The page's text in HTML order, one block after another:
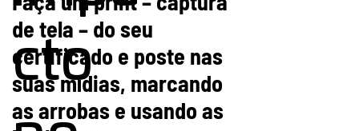
cto
de tela – do seu
certificado e poste nas
suas mídias, marcando
as arrobas e usando as